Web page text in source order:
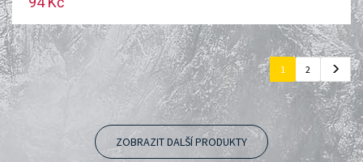
1 2
ZOBRAZIT DALŠÍ PRODUKTY